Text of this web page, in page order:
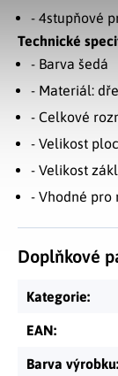
- 4stupňové
Technické
- Barva šedá
- Materiál:
- Celkové
- Velikost
- Velikost
- Vhodné pro
Doplňkové
Kategorie:
EAN:
Barva výrobku: